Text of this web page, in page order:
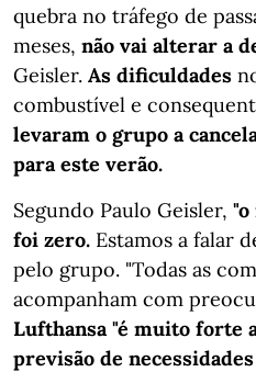
quebra no tráfego de
meses, não vai alterar a
Geisler. As dificuldades
combustível e
levaram o grupo a
para este verão.
Segundo Paulo Geisler,
foi zero. Estamos a falar
pelo grupo. "Todas as
acompanham com
Lufthansa "é muito forte
previsão de